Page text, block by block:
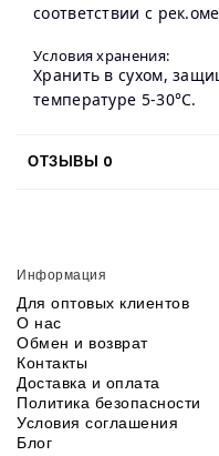
соответствии с
Условия хранения:
Хранить в сухом,
температуре 5-30°C.
ОТЗЫВЫ 0
Информация
Для оптовых клиентов
О нас
Обмен и возврат
Контакты
Доставка и оплата
Политика безопасности
Условия соглашения
Блог